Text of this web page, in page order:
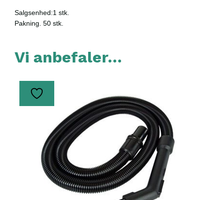
Salgsenhed:1 stk.
Pakning. 50 stk.
Vi anbefaler…